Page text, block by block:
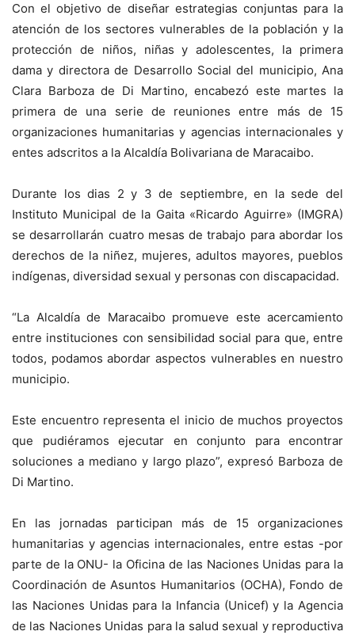
Con el objetivo de diseñar estrategias conjuntas para la
atención de los sectores vulnerables de la población y la
protección de niños, niñas y adolescentes, la primera
dama y directora de Desarrollo Social del municipio, Ana
Clara Barboza de Di Martino, encabezó este martes la
primera de una serie de reuniones entre más de 15
organizaciones humanitarias y agencias internacionales y
entes adscritos a la Alcaldía Bolivariana de Maracaibo.
Durante los dias 2 y 3 de septiembre, en la sede del
Instituto Municipal de la Gaita «Ricardo Aguirre» (IMGRA)
se desarrollarán cuatro mesas de trabajo para abordar los
derechos de la niñez, mujeres, adultos mayores, pueblos
indígenas, diversidad sexual y personas con discapacidad.
“La Alcaldía de Maracaibo promueve este acercamiento
entre instituciones con sensibilidad social para que, entre
todos, podamos abordar aspectos vulnerables en nuestro
municipio.
Este encuentro representa el inicio de muchos proyectos
que pudiéramos ejecutar en conjunto para encontrar
soluciones a mediano y largo plazo”, expresó Barboza de
Di Martino.
En las jornadas participan más de 15 organizaciones
humanitarias y agencias internacionales, entre estas -por
parte de la ONU- la Oficina de las Naciones Unidas para la
Coordinación de Asuntos Humanitarios (OCHA), Fondo de
las Naciones Unidas para la Infancia (Unicef) y la Agencia
de las Naciones Unidas para la salud sexual y reproductiva